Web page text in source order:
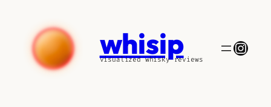
springen
whisip
visualized whisky reviews